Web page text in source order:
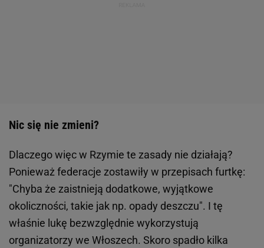
Nic się nie zmieni?
Dlaczego więc w Rzymie te zasady nie działają?
Ponieważ federacje zostawiły w przepisach furtkę:
"Chyba że zaistnieją dodatkowe, wyjątkowe
okoliczności, takie jak np. opady deszczu". I tę
właśnie lukę bezwzględnie wykorzystują
organizatorzy we Włoszech. Skoro spadło kilka